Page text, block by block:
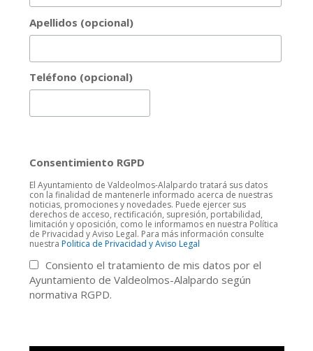
Apellidos (opcional)
Teléfono (opcional)
Consentimiento RGPD
El Ayuntamiento de Valdeolmos-Alalpardo tratará sus datos
con la finalidad de mantenerle informado acerca de nuestras
noticias, promociones y novedades. Puede ejercer sus
derechos de acceso, rectificación, supresión, portabilidad,
limitación y oposición, como le informamos en nuestra Política
de Privacidad y Aviso Legal. Para más información consulte
nuestra Politica de Privacidad y Aviso Legal
Consiento el tratamiento de mis datos por el
Ayuntamiento de Valdeolmos-Alalpardo según
normativa RGPD.